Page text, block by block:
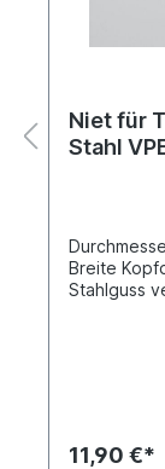
Niet für
Stahl
Breite
Stahlguss
11,90 €*